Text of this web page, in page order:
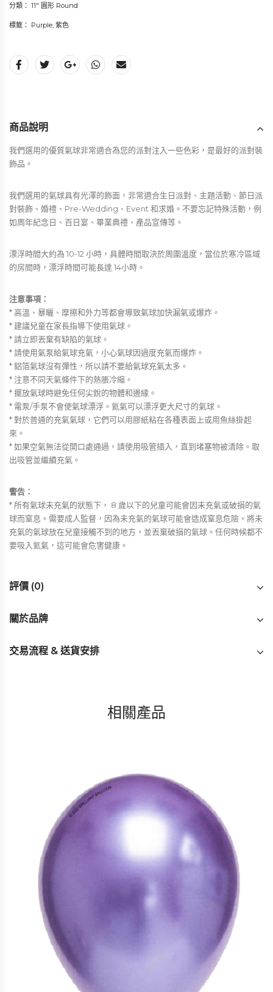
分類： 11" 圓形 Round
標籤： Purple, 紫色
商品說明
我們選用的優質氣球非常適合為您的派對注入一些色彩，是最好的派對裝
飾品。
我們選用的氣球具有光澤的飾面，非常適合生日派對、主題活動、節日派
對裝飾、婚禮、Pre-Wedding、Event 和求婚。不要忘記特殊活動，例
如周年紀念日、百日宴、畢業典禮、產品宣傳等。
漂浮時間大約為 10-12 小時，具體時間取決於周圍溫度，當位於寒冷區域
的房間時，漂浮時間可能長達 14小時。
注意事項：
* 高溫、暴曬、摩擦和外力等都會導致氣球加快漏氣或爆炸。
* 建議兒童在家長指導下使用氣球。
* 請立即丟棄有缺陷的氣球。
* 請使用氣泵給氣球充氣，小心氣球因過度充氣而爆炸。
* 鋁箔氣球沒有彈性，所以請不要給氣球充氣太多。
* 注意不同天氣條件下的熱脹冷縮。
* 擺放氣球時避免任何尖銳的物體和邊緣。
* 電泵/手泵不會使氣球漂浮。氦氣可以漂浮更大尺寸的氣球。
* 對於普通的充氣氣球，它們可以用膠紙粘在各種表面上或用魚絲掛起
來。
* 如果空氣無法從開口處通過，請使用吸管插入，直到堵塞物被清除。取
出吸管並繼續充氣。
警告：
* 所有氣球未充氣的狀態下， 8 歲以下的兒童可能會因未充氣或破損的氣
球而窒息。需要成人監督，因為未充氣的氣球可能會造成窒息危險。將未
充氣的氣球放在兒童接觸不到的地方，並丟棄破損的氣球。任何時候都不
要吸入氦氣，這可能會危害健康。
評價 (0)
關於品牌
交易流程 & 送貨安排
相關產品